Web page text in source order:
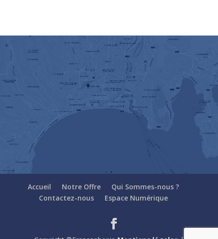
Accueil Notre Offre
Qui Sommes-nous ?
Contactez-nous
Espace Numérique